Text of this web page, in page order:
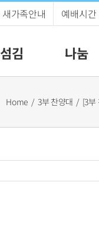
새가족안내 예배시간
섬김 나눔
Home 3부 찬양대 [3부